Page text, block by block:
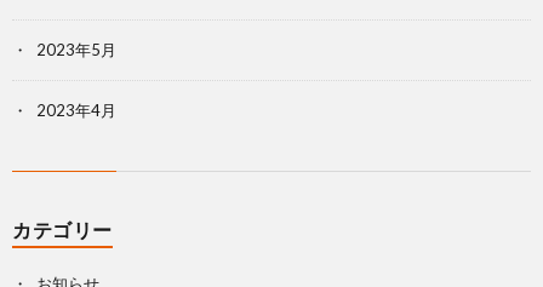
2023年5月
2023年4月
カテゴリー
お知らせ